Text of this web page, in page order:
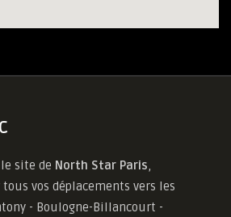
site de North Star Paris,
vos déplacements vers les
- Boulogne-Billancourt -